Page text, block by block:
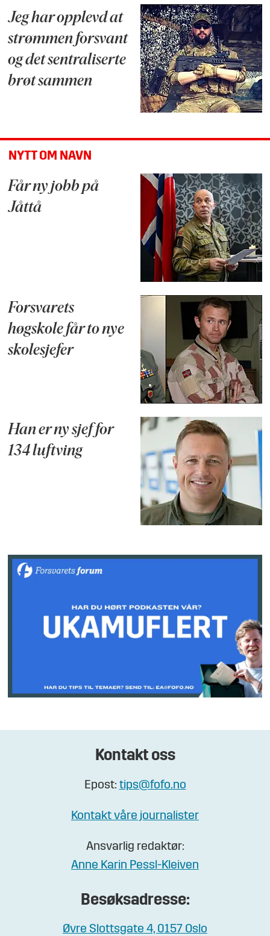
Jeg har opplevd at
strømmen forsvant
og det sentraliserte
brøt sammen
NYTT OM NAVN
Får ny jobb på
Jåttå
Forsvarets
høgskole får to nye
skolesjefer
Han er ny sjef for
134 luftving
Kontakt oss
Epost: tips@fofo.no
Kontakt våre journalister
Ansvarlig redaktør:
Anne Karin Pessl-Kleiven
Besøksadresse:
Øvre Slottsgate 4, 0157 Oslo